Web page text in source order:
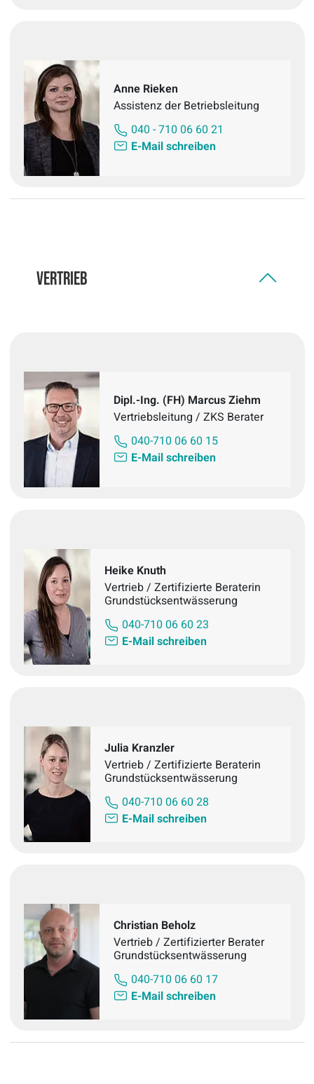
Anne Rieken
Assistenz der Betriebsleitung
040 - 710 06 60 21
E-Mail schreiben
Vertrieb
Dipl.-Ing. (FH) Marcus Ziehm
Vertriebsleitung / ZKS Berater
040-710 06 60 15
E-Mail schreiben
Heike Knuth
Vertrieb / Zertifizierte Beraterin
Grundstücksentwässerung
040-710 06 60 23
E-Mail schreiben
Julia Kranzler
Vertrieb / Zertifizierte Beraterin
Grundstücksentwässerung
040-710 06 60 28
E-Mail schreiben
Christian Beholz
Vertrieb / Zertifizierter Berater
Grundstücksentwässerung
040-710 06 60 17
E-Mail schreiben